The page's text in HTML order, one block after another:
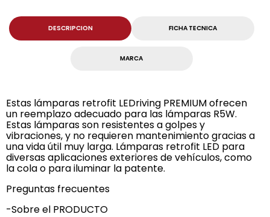
DESCRIPCION FICHA TECNICA
MARCA
Estas lámparas retrofit LEDriving PREMIUM ofrecen
un reemplazo adecuado para las lámparas R5W.
Estas lámparas son resistentes a golpes y
vibraciones, y no requieren mantenimiento gracias a
una vida útil muy larga. Lámparas retrofit LED para
diversas aplicaciones exteriores de vehículos, como
la cola o para iluminar la patente.
Preguntas frecuentes
-Sobre el PRODUCTO